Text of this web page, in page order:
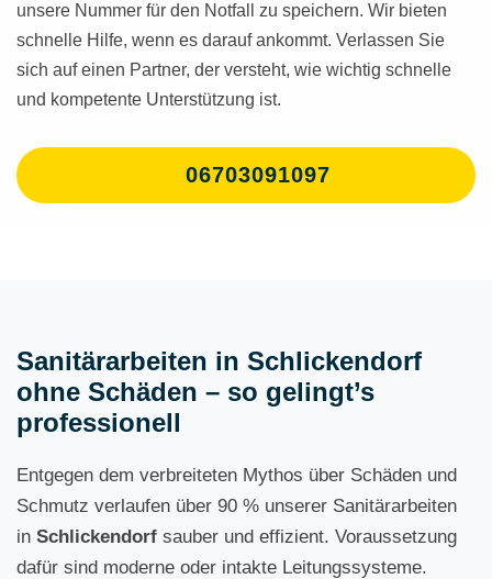
unsere Nummer für den Notfall zu speichern. Wir bieten
schnelle Hilfe, wenn es darauf ankommt. Verlassen Sie
sich auf einen Partner, der versteht, wie wichtig schnelle
und kompetente Unterstützung ist.
06703091097
Sanitärarbeiten in Schlickendorf
ohne Schäden – so gelingt’s
professionell
Entgegen dem verbreiteten Mythos über Schäden und
Schmutz verlaufen über 90 % unserer Sanitärarbeiten
in Schlickendorf sauber und effizient. Voraussetzung
dafür sind moderne oder intakte Leitungssysteme.